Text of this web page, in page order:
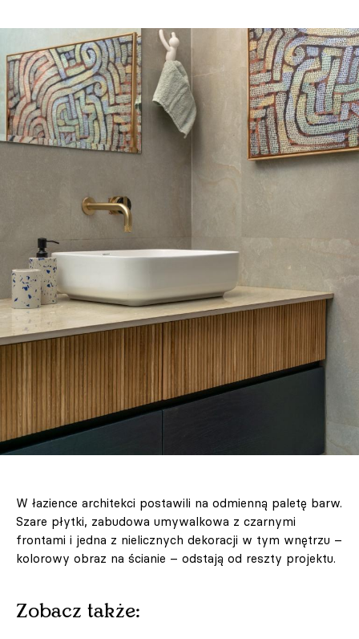
W łazience architekci postawili na odmienną paletę barw.
Szare płytki, zabudowa umywalkowa z czarnymi
frontami i jedna z nielicznych dekoracji w tym wnętrzu –
kolorowy obraz na ścianie – odstają od reszty projektu.
Zobacz także: